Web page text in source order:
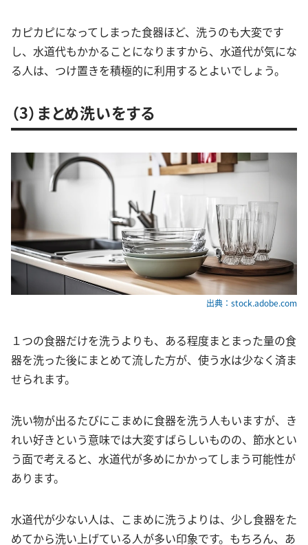
カピカピになってしまった食器ほど、洗うのも大変です
し、水道代もかかることになりますから、水道代が気にな
る人は、つけ置きを積極的に利用するとよいでしょう。
（3）まとめ洗いをする
出典：stock.adobe.com
１つの食器だけを洗うよりも、ある程度まとまった量の食
器を洗った後にまとめて流した方が、使う水は少なく済ま
せられます。
洗い物が出るたびにこまめに食器を洗う人もいますが、き
れい好きという意味では大変すばらしいものの、節水とい
う面で考えると、水道代が多めにかかってしまう可能性が
あります。
水道代が少ない人は、こまめに洗うよりは、少し食器をた
めてから洗い上げている人が多い印象です。もちろん、あ